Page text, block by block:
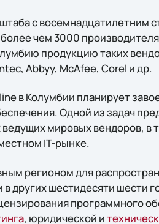
с восемнадцатилетним
чем 3000
продукцию таких
Abbyy, McAfee, Corel и др.
в Колумбии планирует
Одной из задач
мировых вендоров, в
IT-рынке.
регионом для
в других шестидесяти шести
программного
, юридической и